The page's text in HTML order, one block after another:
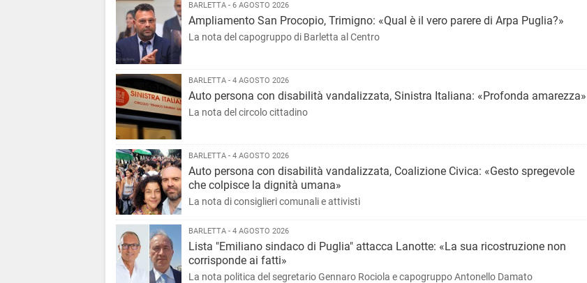
BARLETTA - 6 AGOSTO 2026
Ampliamento San Procopio, Trimigno: «Qual è il vero parere di Arpa Puglia?»
La nota del capogruppo di Barletta al Centro
BARLETTA - 4 AGOSTO 2026
Auto persona con disabilità vandalizzata, Sinistra Italiana: «Profonda amarezza»
La nota del circolo cittadino
BARLETTA - 4 AGOSTO 2026
Auto persona con disabilità vandalizzata, Coalizione Civica: «Gesto spregevole
che colpisce la dignità umana»
La nota di consiglieri comunali e attivisti
BARLETTA - 4 AGOSTO 2026
Lista "Emiliano sindaco di Puglia" attacca Lanotte: «La sua ricostruzione non
corrisponde ai fatti»
La nota politica del segretario Gennaro Rociola e capogruppo Antonello Damato